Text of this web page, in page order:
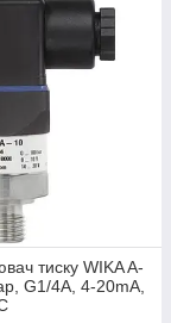
тиску WIKA A-
G1/4А, 4-20mA,